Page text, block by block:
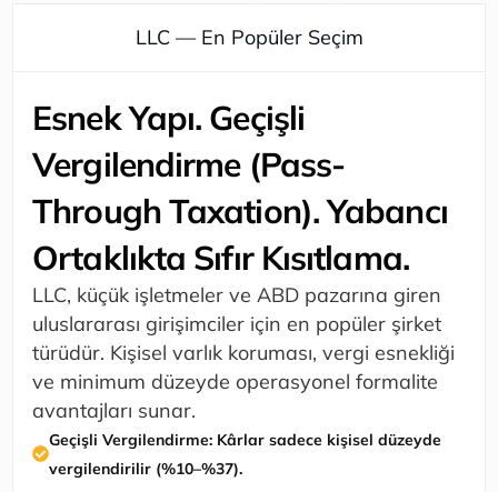
LLC — En Popüler Seçim
Esnek Yapı. Geçişli
Vergilendirme (Pass-
Through Taxation). Yabancı
Ortaklıkta Sıfır Kısıtlama.
LLC, küçük işletmeler ve ABD pazarına giren
uluslararası girişimciler için en popüler şirket
türüdür. Kişisel varlık koruması, vergi esnekliği
ve minimum düzeyde operasyonel formalite
avantajları sunar.
Geçişli Vergilendirme: Kârlar sadece kişisel düzeyde
vergilendirilir (%10–%37).